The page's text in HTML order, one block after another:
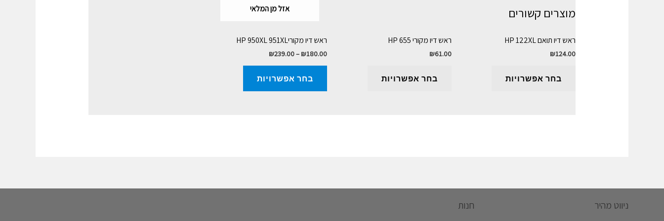
מוצרים קשורים
ראש דיו תואם HP 122XL
₪124.00
בחר אפשרויות
ראש דיו מקורי HP 655
₪61.00
בחר אפשרויות
אזל מן המלאי
ראש דיו מקוריHP 950XL 951XL
₪180.00
–
₪239.00
בחר אפשרויות
ניווט מהיר חנות